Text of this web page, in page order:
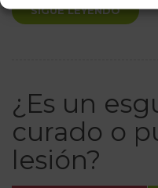
SIGUE LEYENDO
¿Es un
curado o
lesión?